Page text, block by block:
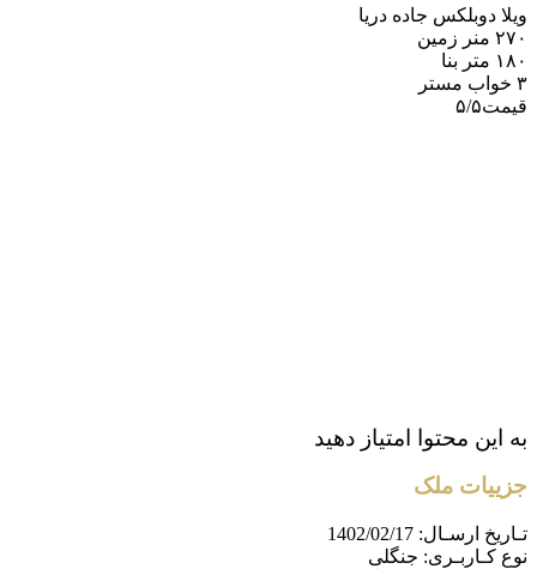
ویلا دوبلکس جاده دریا
۲۷۰ منر زمین
۱۸۰ متر بنا
۳ خواب مستر
قیمت۵/۵
به این محتوا امتیاز دهید
جزییات ملک
تـاریخ ارسـال: 1402/02/17
نوع کـاربـری: جنگلی